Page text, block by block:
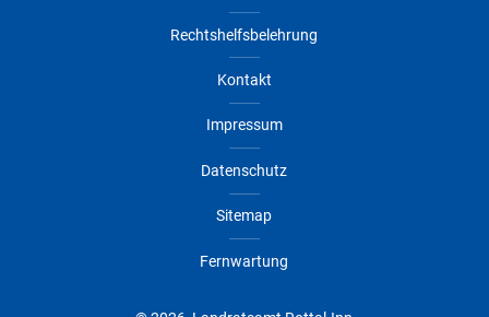
Rechtshelfsbelehrung
Kontakt
Impressum
Datenschutz
Sitemap
Fernwartung